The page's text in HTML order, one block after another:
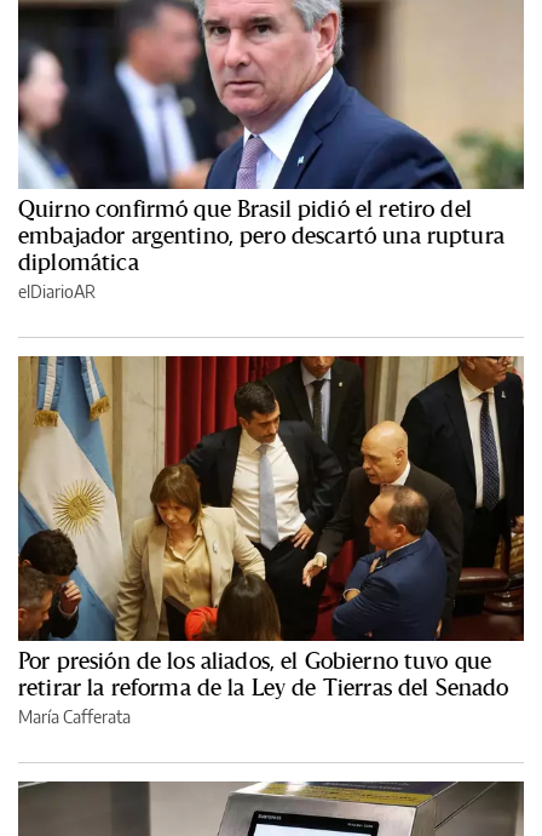
Quirno confirmó que Brasil pidió el retiro del
embajador argentino, pero descartó una ruptura
diplomática
elDiarioAR
Por presión de los aliados, el Gobierno tuvo que
retirar la reforma de la Ley de Tierras del Senado
María Cafferata